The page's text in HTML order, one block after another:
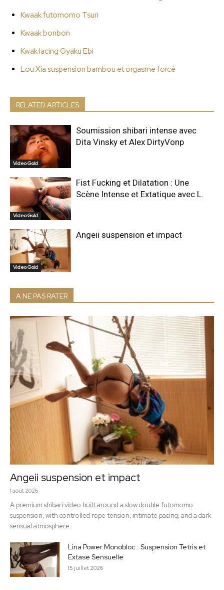
Kwaak futomomo Tsuri
Kwaak bonbon
Kwak lacing Gyaku Ebi
Lou Xia suspension bambou et orgasme forcé
RELATED ARTICLES
Video Gold
Soumission shibari intense avec
Dita Vinsky et Alex DirtyVonp
Video Gold
Fist Fucking et Dilatation : Une
Scène Intense et Extatique avec L.
Video Gold
Angeii suspension et impact
A NE PAS RATER
Angeii suspension et impact
1 août 2026
A premium shibari video built around a slow double futomomo
suspension, with controlled rope tension, intimate pacing, and a dark
sensual atmosphere.
Lina Power Monobloc : Suspension Tetris et
Extase Sensuelle
15 juillet 2026